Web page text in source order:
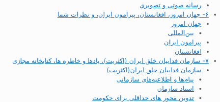
رسانه صوتی و تصویری
۶- جهان امروز، افغانستان، پیرامون ایران، و نظرات شما
جهان امروز
بین‌المللی
پیرامون ایران
افغانستان
۷- سازمان فداییان خلق ایران (اکثریت)، یادها و خاطره ها، کتابخانه مجازی
سازمان فداییان خلق ایران(اکثریت)
پیام‌ها و اطلاعیه‌های سازمانی
اسناد سازمان
تدوین محور های حداقلی برای حکومت